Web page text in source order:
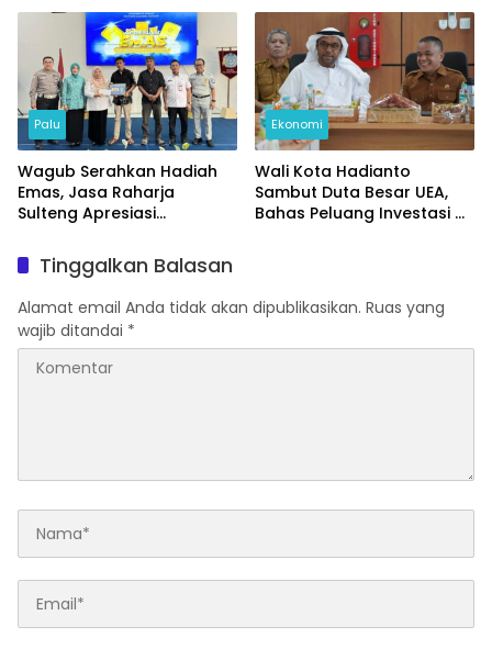
Palu
Wagub Serahkan Hadiah
Emas, Jasa Raharja
Sulteng Apresiasi
Ekonomi
Wali Kota Hadianto
Sambut Duta Besar UEA,
Bahas Peluang Investasi di
Tinggalkan Balasan
Alamat email Anda tidak akan dipublikasikan. Ruas yang
wajib ditandai *